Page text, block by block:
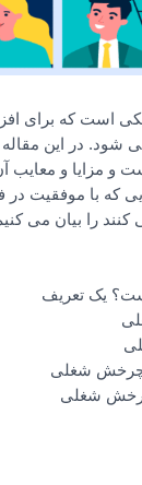
است که برای
شود. در این
که با موفقیت
را بیان می
یک تعریف
چرخش شغلی
چرخش شغلی